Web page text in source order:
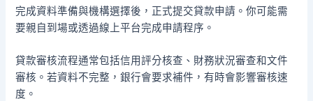
完成資料準備與機構選擇後，正式提交貸款申請。你可能需
要親自到場或透過線上平台完成申請程序。
貸款審核流程通常包括信用評分核查、財務狀況審查和文件
審核。若資料不完整，銀行會要求補件，有時會影響審核速
度。